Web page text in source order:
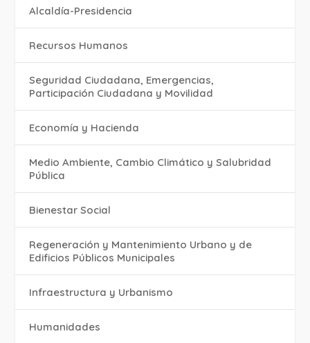
Alcaldía-Presidencia
Recursos Humanos
Seguridad Ciudadana, Emergencias,
Participación Ciudadana y Movilidad
Economía y Hacienda
Medio Ambiente, Cambio Climático y Salubridad
Pública
Bienestar Social
Regeneración y Mantenimiento Urbano y de
Edificios Públicos Municipales
Infraestructura y Urbanismo
Humanidades